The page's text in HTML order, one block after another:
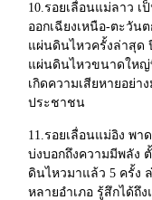
10.รอยเลื่อนแม่ลาว
ออกเฉียงเหนือ-ตะวัน
แผ่นดินไหวครั้งล่าสุด
แผ่นดินไหวขนาดใหญ่
เกิดความเสียหายอย่
ประชาชน
11.รอยเลื่อนแม่อิง พ
บ่งบอกถึงความมีพลัง
ดินไหวมาแล้ว 5 ครั้ง
หลายอำเภอ รู้สึกได้ถึ